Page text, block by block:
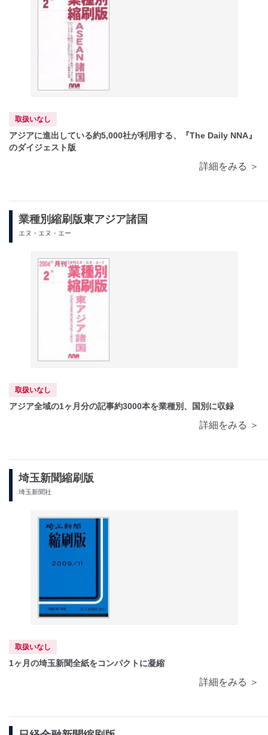
取扱いなし
アジアに進出している約5,000社が利用する、『The Daily NNA』
のダイジェスト版
詳細をみる ＞
業種別縮刷版東アジア諸国
エヌ・エヌ・エー
取扱いなし
アジア全域の1ヶ月分の記事約3000本を業種別、国別に収録
詳細をみる ＞
埼玉新聞縮刷版
埼玉新聞社
取扱いなし
1ヶ月の埼玉新聞全紙をコンパクトに凝縮
詳細をみる ＞